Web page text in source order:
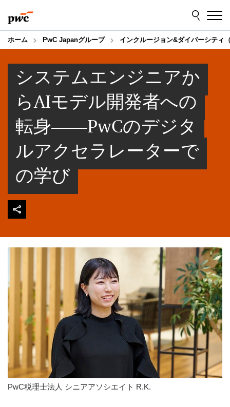
to
content
to
footer
ホーム PwC Japanグループ インクルージョン&ダイバーシティ
システムエンジニアか
らAIモデル開発者への
転身――PwCのデジタ
ルアクセラレーターで
の学び
PwC税理士法人 シニアアソシエイト R.K.